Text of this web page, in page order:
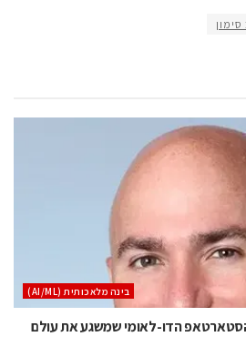
סימון
בינה מלאכותית (AI/ML)
103 קרנות: הסטארטאפ הדו-לאומי שמשגע את עולם